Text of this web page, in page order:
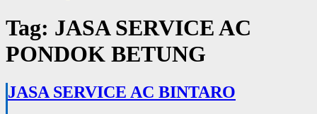
Tag: JASA SERVICE AC
PONDOK BETUNG
JASA SERVICE AC BINTARO